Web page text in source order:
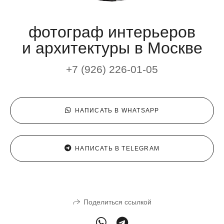
фотограф интерьеров
и архитектуры в Москве
+7 (926) 226-01-05
НАПИСАТЬ В WHATSAPP
НАПИСАТЬ В TELEGRAM
Поделиться ссылкой